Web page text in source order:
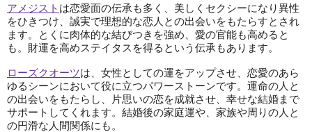
アメジスト は恋愛面の伝承も多く、美しくセクシーになり異性
をひきつけ、誠実で理想的な恋人との出会いをもたらすとされ
ます。とくに肉体的な結びつきを強め、愛の官能も高めると
も。財運を高めステイタスを得るという伝承もあります。
ローズクオーツは、女性としての運をアップさせ、恋愛のあら
ゆるシーンにおいて役に立つパワーストーンです。運命の人と
の出会いをもたらし、片思いの恋を成就させ、幸せな結婚まで
サポートしてくれます。結婚後の家庭運や、家族や周りの人と
の円滑な人間関係にも。